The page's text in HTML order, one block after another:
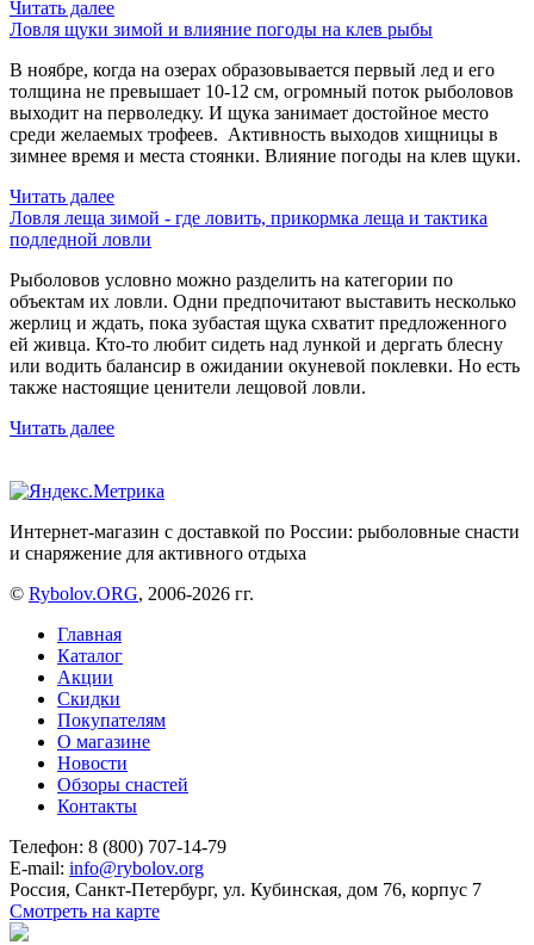
Читать далее
Ловля щуки зимой и влияние погоды на клев рыбы
В ноябре, когда на озерах образовывается первый лед и его
толщина не превышает 10-12 см, огромный поток рыболовов
выходит на перволедку. И щука занимает достойное место
среди желаемых трофеев. Активность выходов хищницы в
зимнее время и места стоянки. Влияние погоды на клев щуки.
Читать далее
Ловля леща зимой - где ловить, прикормка леща и тактика
подледной ловли
Рыболовов условно можно разделить на категории по
объектам их ловли. Одни предпочитают выставить несколько
жерлиц и ждать, пока зубастая щука схватит предложенного
ей живца. Кто-то любит сидеть над лункой и дергать блесну
или водить балансир в ожидании окуневой поклевки. Но есть
также настоящие ценители лещовой ловли.
Читать далее
Интернет-магазин с доставкой по России: рыболовные снасти
и снаряжение для активного отдыха
© Rybolov.ORG, 2006-2026 гг.
Главная
Каталог
Акции
Скидки
Покупателям
О магазине
Новости
Обзоры снастей
Контакты
Телефон: 8 (800) 707-14-79
E-mail: info@rybolov.org
Россия, Санкт-Петербург, ул. Кубинская, дом 76, корпус 7
Смотреть на карте